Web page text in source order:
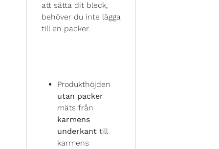
att sätta dit bleck,
behöver du inte lägga
till en packer.
Produkthöjden
utan packer
mäts från
karmens
underkant till
karmens